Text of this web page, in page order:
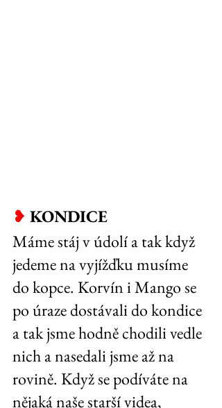
❥ KONDICE
Máme stáj v údolí a tak když
jedeme na vyjížďku musíme
do kopce. Korvín i Mango se
po úraze dostávali do kondice
a tak jsme hodně chodili vedle
nich a nasedali jsme až na
rovině. Když se podíváte na
nějaká naše starší videa,